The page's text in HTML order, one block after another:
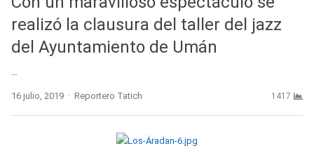
realizó la clausura del taller del jazz
del Ayuntamiento de Umán
…
16 julio, 2019 Author
Reportero Tatich 1417